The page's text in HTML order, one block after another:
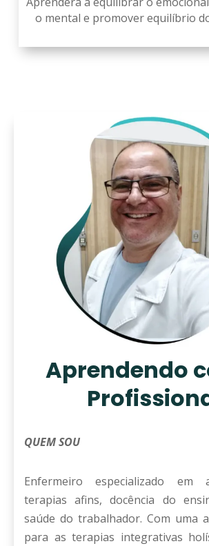
o mental e promover equilíbrio
Aprendendo
QUEM SOU
Enfermeiro especializado em
terapias afins, docência do
saúde do trabalhador. Com uma
para as terapias integrativas